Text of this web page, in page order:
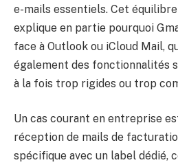
e-mails essentiels. Cet
explique en partie pourquoi
face à Outlook ou iCloud Mail,
également des fonctionnalités
à la fois trop rigides ou trop
Un cas courant en entreprise
réception de mails de
spécifique avec un label dédié,